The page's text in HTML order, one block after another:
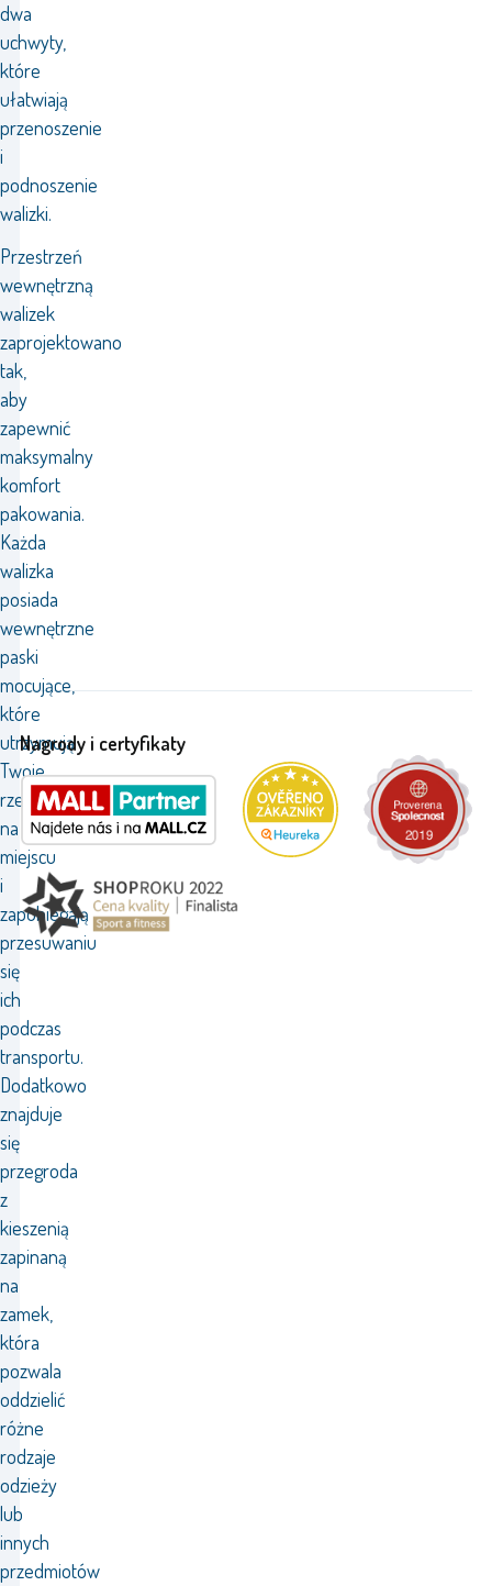
dwa
uchwyty,
które
ułatwiają
przenoszenie
i
podnoszenie
walizki.
Przestrzeń
wewnętrzną
walizek
zaprojektowano
tak,
aby
zapewnić
maksymalny
komfort
pakowania.
Każda
walizka
posiada
wewnętrzne
paski
mocujące,
które
utrzymują
Twoje
rzeczy
na
miejscu
i
zapobiegają
przesuwaniu
się
ich
podczas
transportu.
Dodatkowo
znajduje
się
przegroda
z
kieszenią
zapinaną
na
zamek,
która
pozwala
oddzielić
różne
rodzaje
odzieży
lub
innych
przedmiotów
Nagrody i certyfikaty